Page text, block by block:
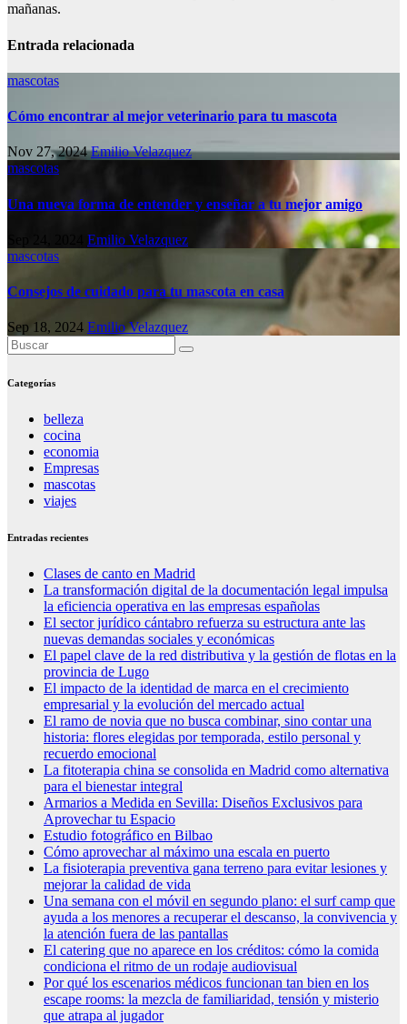
mañanas.
Entrada relacionada
mascotas
Cómo encontrar al mejor veterinario para tu mascota
Nov 27, 2024Emilio Velazquez
mascotas
Una nueva forma de entender y enseñar a tu mejor amigo
Emilio Velazquez
mascotas
Consejos de cuidado para tu mascota en casa
Sep 18, 2024 Emilio Velazquez
Categorías
belleza
cocina
economia
Empresas
mascotas
viajes
Entradas recientes
Clases de canto en Madrid
La transformación digital de la documentación legal impulsa
la eficiencia operativa en las empresas españolas
El sector jurídico cántabro refuerza su estructura ante las
nuevas demandas sociales y económicas
El papel clave de la red distributiva y la gestión de flotas en la
provincia de Lugo
El impacto de la identidad de marca en el crecimiento
empresarial y la evolución del mercado actual
El ramo de novia que no busca combinar, sino contar una
historia: flores elegidas por temporada, estilo personal y
recuerdo emocional
La fitoterapia china se consolida en Madrid como alternativa
para el bienestar integral
Armarios a Medida en Sevilla: Diseños Exclusivos para
Aprovechar tu Espacio
Estudio fotográfico en Bilbao
Cómo aprovechar al máximo una escala en puerto
La fisioterapia preventiva gana terreno para evitar lesiones y
mejorar la calidad de vida
Una semana con el móvil en segundo plano: el surf camp que
ayuda a los menores a recuperar el descanso, la convivencia y
la atención fuera de las pantallas
El catering que no aparece en los créditos: cómo la comida
condiciona el ritmo de un rodaje audiovisual
Por qué los escenarios médicos funcionan tan bien en los
escape rooms: la mezcla de familiaridad, tensión y misterio
que atrapa al jugador